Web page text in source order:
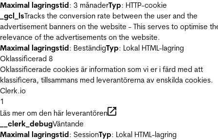
Maximal lagringstid: 3 månaderTyp: HTTP-cookie
_gcl_lsTracks the conversion rate between the user and the
advertisement banners on the website - This serves to optimise
relevance of the advertisements on the website.
Maximal lagringstid: BeständigTyp: Lokal HTML-lagring
Oklassificerad 8
Oklassificerade cookies är information som vi er i färd med att
klassificera, tillsammans med leverantörerna av enskilda cookies.
Clerk.io
1
Läs mer om den här leverantören
__clerk_debugVäntande
Maximal lagringstid: SessionTyp: Lokal HTML-lagring